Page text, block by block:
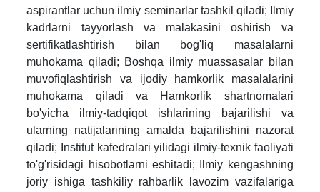
aspirantlar uchun ilmiy seminarlar tashkil qiladi;
Ilmiy
kadrlarni tayyorlash va malakasini oshirish va
sertifikatlashtirish bilan bog'liq masalalarni
muhokama qiladi; Boshqa ilmiy muassasalar bilan
muvofiqlashtirish va ijodiy hamkorlik masalalarini
muhokama qiladi va Hamkorlik shartnomalari
bo'yicha ilmiy-tadqiqot ishlarining bajarilishi va
ularning natijalarining amalda bajarilishini nazorat
qiladi;
Institut kafedralari yilidagi ilmiy-texnik faoliyati
to'g'risidagi hisobotlarni eshitadi;
Ilmiy kengashning
joriy ishiga tashkiliy rahbarlik lavozim vazifalariga